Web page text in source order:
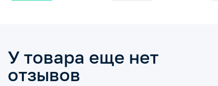
У товара еще нет
отзывов